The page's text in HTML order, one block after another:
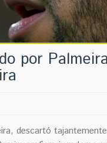
por
descartó